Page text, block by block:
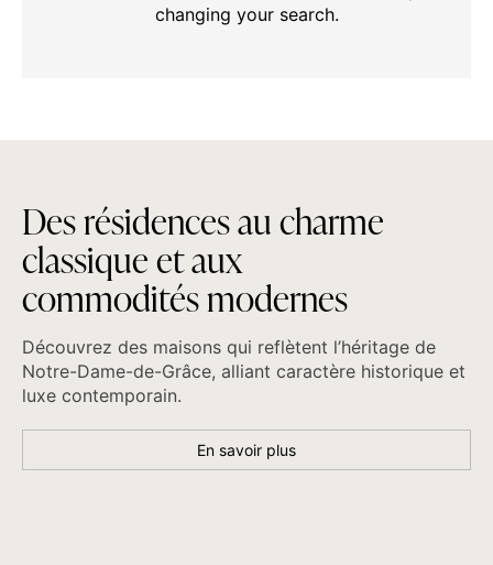
changing your search.
Desrésidencesaucharme
classiqueetaux
commoditésmodernes
Découvrez des maisons qui reflètent l’héritage de
Notre-Dame-de-Grâce, alliant caractère historique et
luxe contemporain.
En savoir plus